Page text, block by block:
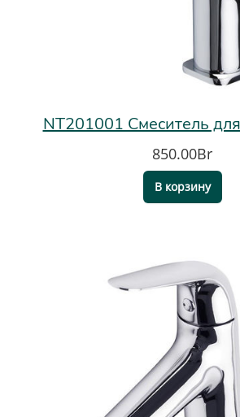
NT201001 Смеситель
850.00Br
В корзину